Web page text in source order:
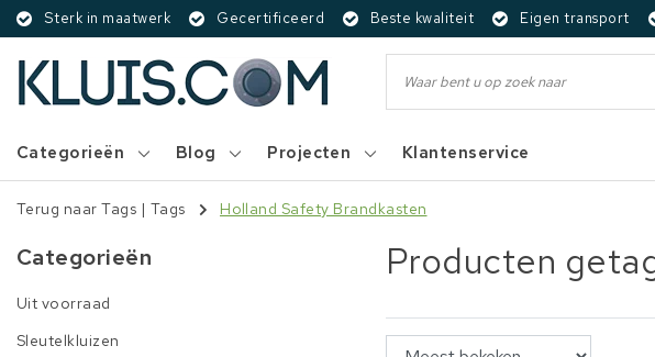
Sterk in maatwerk Gecertificeerd Beste kwaliteit Eigen transport
Categorieën Blog Projecten Klantenservice
Terug naar Tags | Tags Holland Safety Brandkasten
Categorieën
Uit voorraad
Sleutelkluizen
Producten